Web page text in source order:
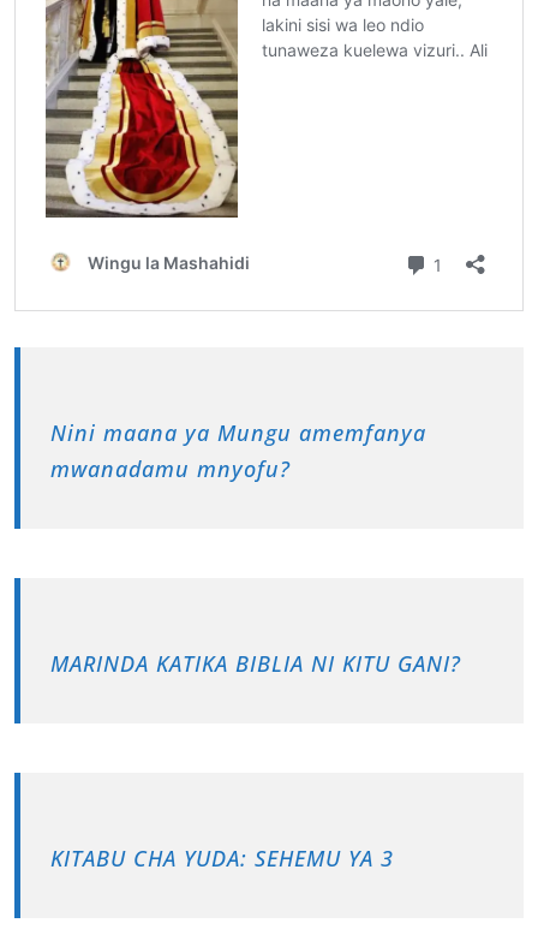
Nini maana ya Mungu amemfanya
mwanadamu mnyofu?
MARINDA KATIKA BIBLIA NI KITU GANI?
KITABU CHA YUDA: SEHEMU YA 3